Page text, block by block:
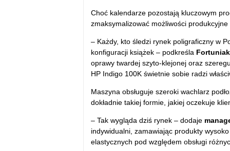
Choć kalendarze pozostają kluczowym
zmaksymalizować możliwości produkcyjne
– Każdy, kto śledzi rynek poligraficzny w
konfiguracji książek – podkreśla
oprawy twardej szyto-klejonej oraz
HP Indigo 100K świetnie sobie radzi
Maszyna obsługuje szeroki wachlarz
dokładnie takiej formie, jakiej oczekuje
– Tak wygląda dziś rynek – dodaje
indywidualni, zamawiając produkty
elastycznych pod względem obsługi